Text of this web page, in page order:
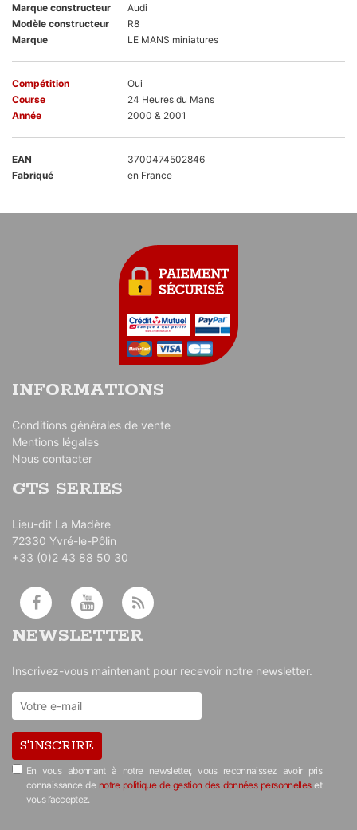
Marque constructeur
Audi
Modèle constructeur
R8
Marque
LE MANS miniatures
Compétition
Oui
Course
24 Heures du Mans
Année
2000 & 2001
EAN
3700474502846
Fabriqué
en France
INFORMATIONS
Conditions générales de vente
Mentions légales
Nous contacter
GTS SERIES
Lieu-dit La Madère
72330 Yvré-le-Pôlin
+33 (0)2 43 88 50 30
NEWSLETTER
Inscrivez-vous maintenant pour recevoir notre newsletter.
S'INSCRIRE
En vous abonnant à notre newsletter, vous reconnaissez avoir pris
connaissance de notre politique de gestion des données personnelleset
vous l’acceptez.